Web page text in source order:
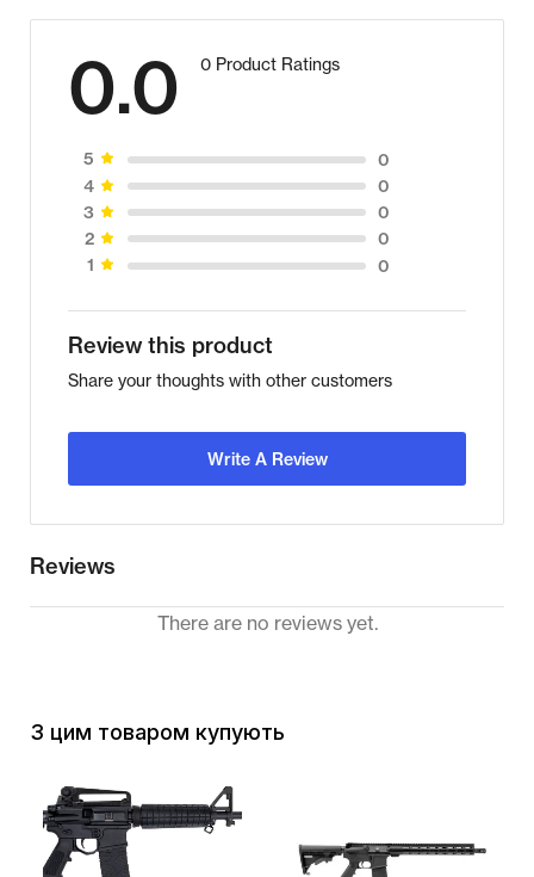
0.0 0 Product Ratings
5
0
4
0
3
0
2
0
1
0
Review this product
Share your thoughts with other customers
Write A Review
Reviews
There are no reviews yet.
З цим товаром купують